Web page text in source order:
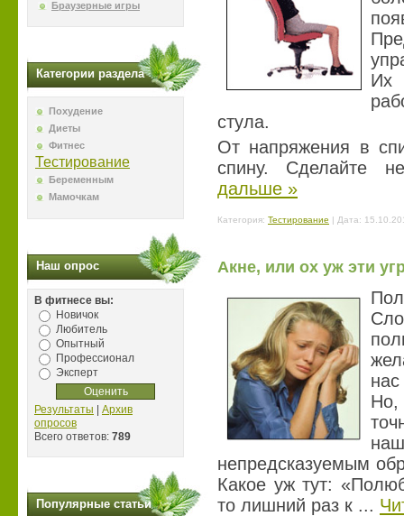
Браузерные игры
Категории раздела
Похудение
Диеты
Фитнес
Тестирование
Беременным
Мамочкам
Наш опрос
В фитнесе вы:
Новичок
Любитель
Опытный
Профессионал
Эксперт
Результаты
Архив
опросов
Всего ответов: 789
Популярные статьи
Их
стула.
От напряжения в
спину. Сделайте
дальше »
Категория: Тестирование | Дата:
Акне, или ох уж эти
непредсказуемым
Какое уж тут:
то лишний раз к ...